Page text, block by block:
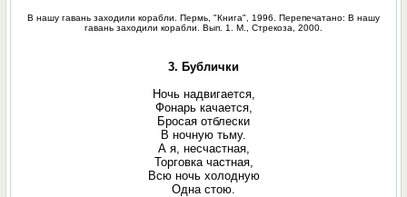
В нашу гавань заходили корабли. Пермь, "Книга", 1996. Перепечатано: В нашу
гавань заходили корабли. Вып. 1. М., Стрекоза, 2000.
3. Бублички
Ночь надвигается,
Фонарь качается,
Бросая отблески
В ночную тьму.
А я, несчастная,
Торговка частная,
Всю ночь холодную
Одна стою.